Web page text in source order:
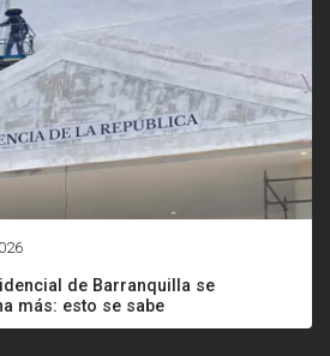
de Barranquilla se
más: esto se sabe